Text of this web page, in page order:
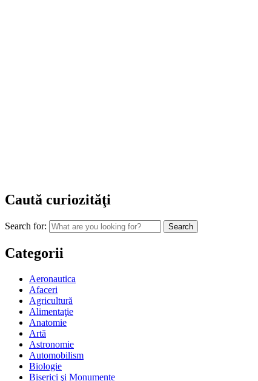
Caută curiozităţi
Search for:
Categorii
Aeronautica
Afaceri
Agricultură
Alimentaţie
Anatomie
Artă
Astronomie
Automobilism
Biologie
Biserici şi Monumente